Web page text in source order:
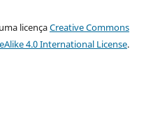
licençaCreative Commons
4.0 International License.